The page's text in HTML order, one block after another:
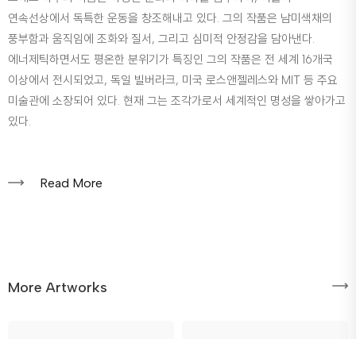
연속선상에서 독특한 운동을 창조해내고 있다. 그의 작품은 남미색채의
풍부함과 움직임에 조화와 질서, 그리고 심미적 안정감을 담아낸다.
에너제틱하면서도 평온한 분위기가 특징인 그의 작품은 전 세계 16개국
이상에서 전시되었고, 독일 빌버라크, 미국 로스앤젤레스와 MIT 등 주요
미술관에 소장되어 있다. 현재 그는 조각가로서 세계적인 명성을 쌓아가고
있다.
Read More
More Artworks